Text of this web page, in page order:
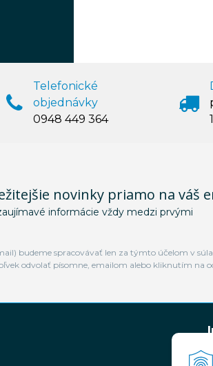
Telefonické
objednávky
0948 449 364
novinky priamo na váš
informácie vždy medzi prvými
budeme spracovávať len za týmto účelom v
odvolať písomne, emailom alebo kliknutím na